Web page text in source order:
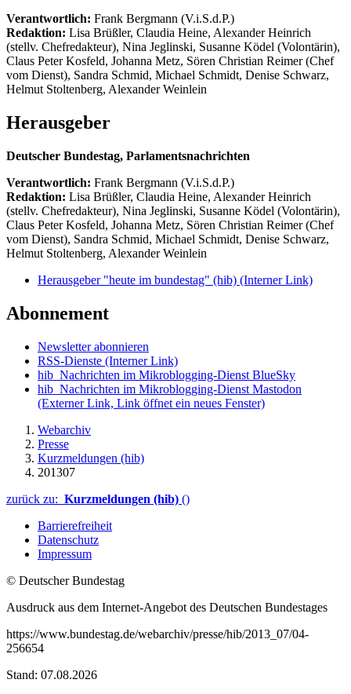
Verantwortlich: Frank Bergmann (V.i.S.d.P.)
Redaktion: Lisa Brüßler, Claudia Heine, Alexander Heinrich
(stellv. Chefredakteur), Nina Jeglinski, Susanne Ködel (Volontärin),
Claus Peter Kosfeld, Johanna Metz, Sören Christian Reimer (Chef
vom Dienst), Sandra Schmid, Michael Schmidt, Denise Schwarz,
Helmut Stoltenberg, Alexander Weinlein
Herausgeber
Deutscher Bundestag, Parlamentsnachrichten
Verantwortlich: Frank Bergmann (V.i.S.d.P.)
Redaktion: Lisa Brüßler, Claudia Heine, Alexander Heinrich
(stellv. Chefredakteur), Nina Jeglinski, Susanne Ködel (Volontärin),
Claus Peter Kosfeld, Johanna Metz, Sören Christian Reimer (Chef
vom Dienst), Sandra Schmid, Michael Schmidt, Denise Schwarz,
Helmut Stoltenberg, Alexander Weinlein
Herausgeber "heute im bundestag" (hib) (Interner Link)
Abonnement
Newsletter abonnieren
RSS-Dienste (Interner Link)
hib_Nachrichten im Mikroblogging-Dienst BlueSky
hib_Nachrichten im Mikroblogging-Dienst Mastodon
(Externer Link, Link öffnet ein neues Fenster)
Webarchiv
Presse
Kurzmeldungen (hib)
201307
zurück zu: Kurzmeldungen (hib) ()
Barrierefreiheit
Datenschutz
Impressum
© Deutscher Bundestag
Ausdruck aus dem Internet-Angebot des Deutschen Bundestages
https://www.bundestag.de/webarchiv/presse/hib/2013_07/04-
256654
Stand: 07.08.2026